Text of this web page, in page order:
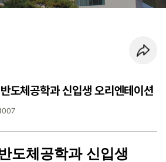
체공학과 신입생 오리엔테이션
도체공학과 신입생